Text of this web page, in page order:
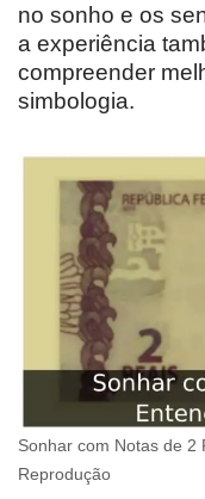
no sonho e os
a experiência
compreender
simbologia.
Sonhar com Notas de 2
Reprodução